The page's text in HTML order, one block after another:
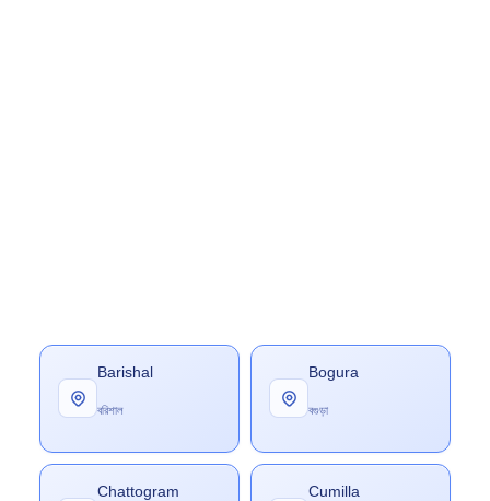
Barishal
বরিশাল
Bogura
বগুড়া
Chattogram Cumilla